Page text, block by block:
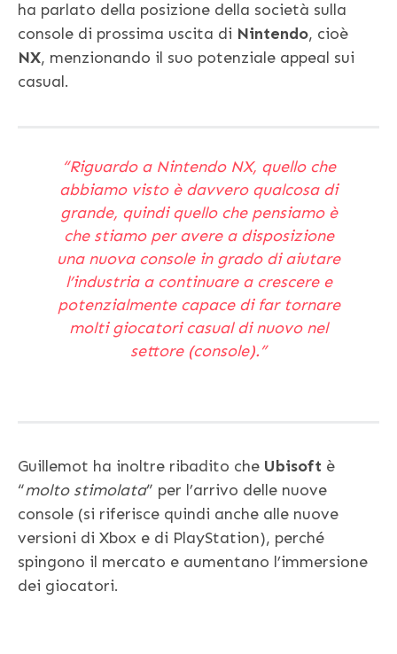
ha parlato della posizione della società sulla
console di prossima uscita di Nintendo, cioè
NX, menzionando il suo potenziale appeal sui
casual.
“Riguardo a Nintendo NX, quello che
abbiamo visto è davvero qualcosa di
grande, quindi quello che pensiamo è
che stiamo per avere a disposizione
una nuova console in grado di aiutare
l’industria a continuare a crescere e
potenzialmente capace di far tornare
molti giocatori casual di nuovo nel
settore (console).”
Guillemot ha inoltre ribadito che Ubisoft è
“molto stimolata” per l’arrivo delle nuove
console (si riferisce quindi anche alle nuove
versioni di Xbox e di PlayStation), perché
spingono il mercato e aumentano l’immersione
dei giocatori.